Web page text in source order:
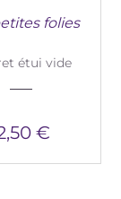
folies
étui vide
€